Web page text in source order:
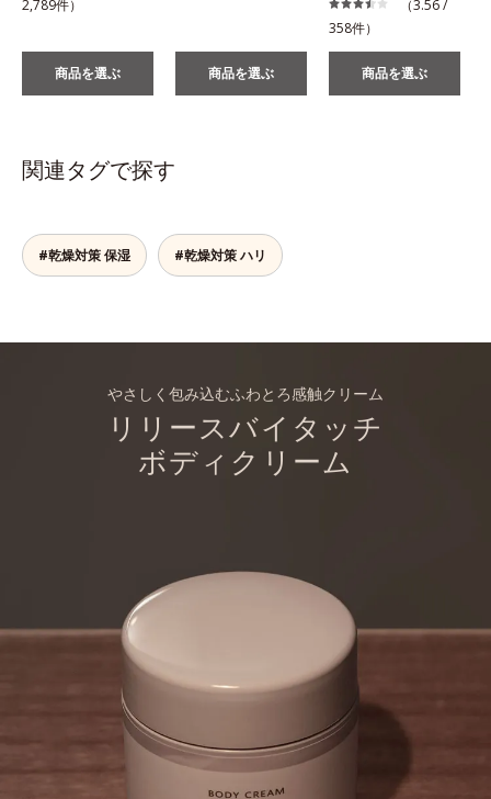
2,789件）
商品を選ぶ 商品を選ぶ
（3.56 /
358件）
商品を選ぶ
関連タグで探す
#乾燥対策 保湿 #乾燥対策 ハリ
やさしく包み込むふわとろ感触クリーム
リリースバイタッチ
ボディクリーム